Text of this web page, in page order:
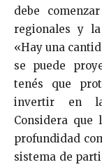
debe
regionales y
«Hay una
se puede
tenés que
invertir en la
Considera que
profundidad
sistema de